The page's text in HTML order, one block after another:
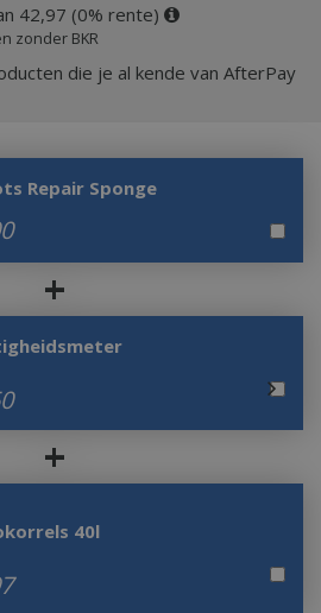
42,97 (0% rente)
zonder BKR
die je al kende van AfterPay
Repair Sponge
+
+
40l